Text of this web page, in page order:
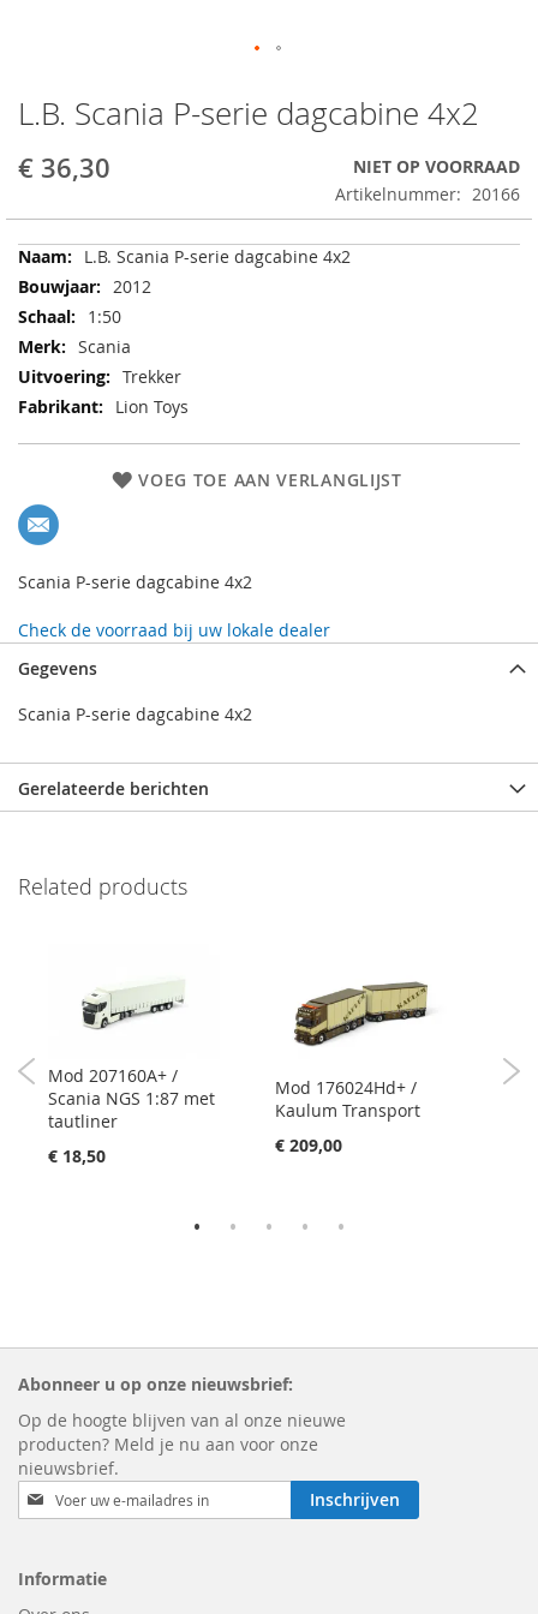
L.B. Scania P-serie dagcabine 4x2
€ 36,30
NIET OP VOORRAAD
Artikelnummer
20166
Meer
informatie
L.B. Scania P-serie dagcabine 4x2
2012
1:50
Scania
Trekker
Lion Toys
VOEG TOE AAN VERLANGLIJST
Scania P-serie dagcabine 4x2
Check de voorraad bij uw lokale dealer
naar
het
van
afbeeldingen-
gallerij
Gegevens
Scania P-serie dagcabine 4x2
Gerelateerde berichten
Related products
Mod 207160A+ /
Scania NGS 1:87 met
tautliner
€ 18,50
Mod 176024Hd+ /
Kaulum Transport
€ 209,00
Abonneer u op onze nieuwsbrief:
Op de hoogte blijven van al onze nieuwe
producten? Meld je nu aan voor onze
nieuwsbrief.
Email
Inschrijven
Informatie